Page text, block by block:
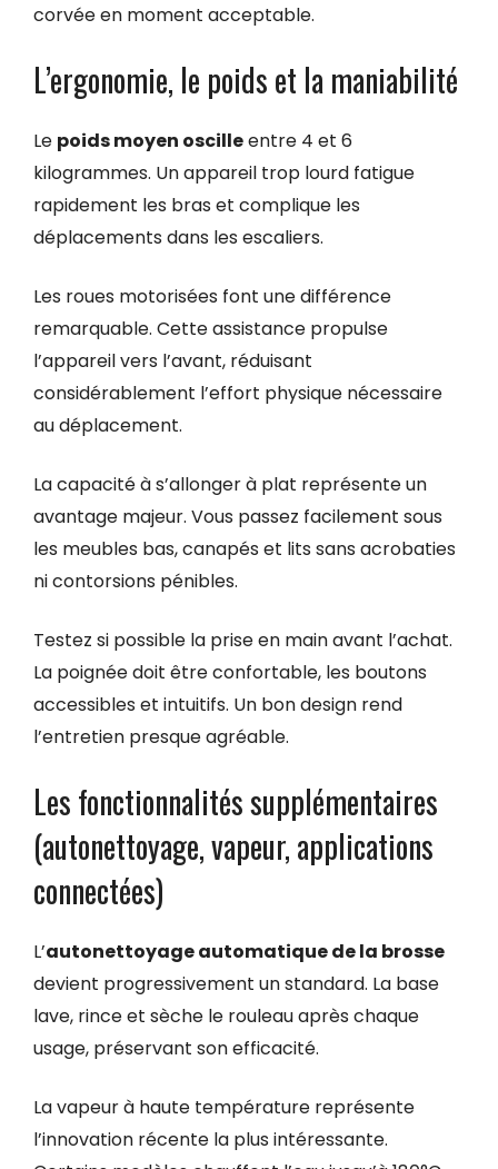
corvée en moment acceptable.
L’ergonomie, le poids et la maniabilité
Le poids moyen oscilleentre 4 et 6
kilogrammes. Un appareil trop lourd fatigue
rapidement les bras et complique les
déplacements dans les escaliers.
Les roues motorisées font une différence
remarquable. Cette assistance propulse
l’appareil vers l’avant, réduisant
considérablement l’effort physique nécessaire
au déplacement.
La capacité à s’allonger à plat représente un
avantage majeur. Vous passez facilement sous
les meubles bas, canapés et lits sans acrobaties
ni contorsions pénibles.
Testez si possible la prise en main avant l’achat.
La poignée doit être confortable, les boutons
accessibles et intuitifs. Un bon design rend
l’entretien presque agréable.
Les fonctionnalités supplémentaires
(autonettoyage, vapeur, applications
connectées)
L’autonettoyage automatique de la brosse
devient progressivement un standard. La base
lave, rince et sèche le rouleau après chaque
usage, préservant son efficacité.
La vapeur à haute température représente
l’innovation récente la plus intéressante.